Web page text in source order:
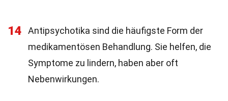
14
Antipsychotika sind die häufigste Form der
medikamentösen Behandlung. Sie helfen, die
Symptome zu lindern, haben aber oft
Nebenwirkungen.